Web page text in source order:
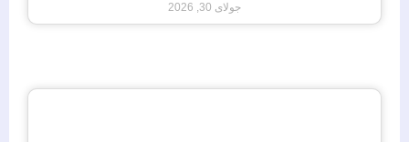
جولای 30, 2026